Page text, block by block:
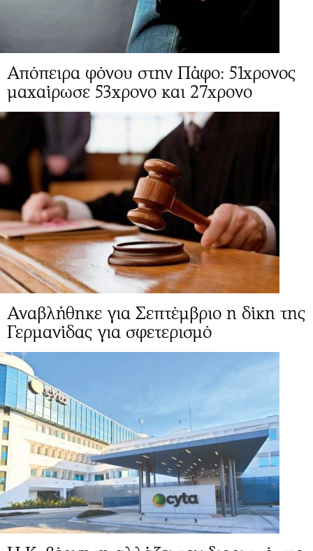
Απόπειρα φόνου στην Πάφο: 51χρονος
μαχαίρωσε 53χρονο και 27χρονο
Αναβλήθηκε για Σεπτέμβριο η δίκη της
Γερμανίδας για σφετερισμό